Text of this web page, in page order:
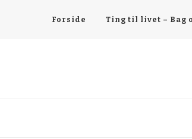
Forside Ting til livet – Bag